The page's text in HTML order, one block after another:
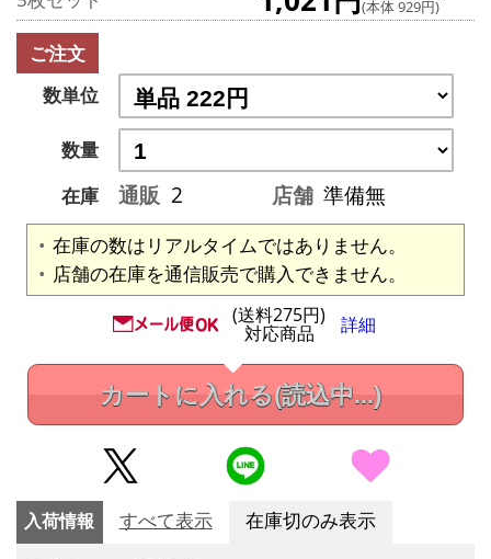
(本体 929円)
ご注文
数単位
数量
在庫
通販 2 店舗 準備無
在庫の数はリアルタイムではありません。
店舗の在庫を通信販売で購入できません。
(送料275円)
対応商品 詳細
カートに入れる(読込中...)
入荷情報 すべて表示 在庫切のみ表示